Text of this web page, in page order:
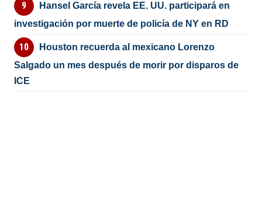
Hansel García revela EE. UU. participará en
investigación por muerte de policía de NY en RD
Houston recuerda al mexicano Lorenzo
Salgado un mes después de morir por disparos de
ICE